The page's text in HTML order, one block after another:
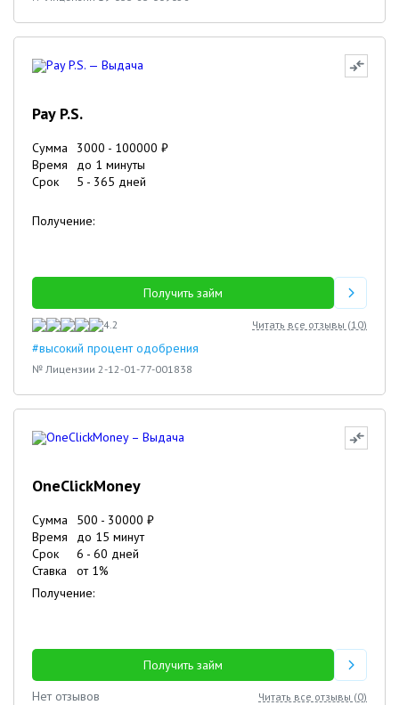
Pay P.S.
Сумма 3000 - 100000 ₽
Время
до 1 минуты
Срок
5 - 365 дней
Получение:
Получить займ
4.2 Читать все отзывы (10)
#высокий процент одобрения
№ Лицензии 2-12-01-77-001838
OneClickMoney
Сумма 500 - 30000 ₽
Время
до 15 минут
Срок
6 - 60 дней
Ставка
от 1%
Получение:
Получить займ
Нет отзывов
Читать все отзывы (0)